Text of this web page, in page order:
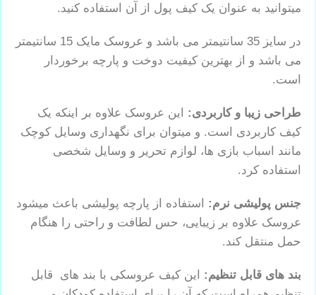
میتوانید به عنوان یک کیف پول از آن استفاده کنید.
در سایز 35 سانتیمتر می باشد و عروسک مایک 15 سانتیمتر
می باشد و از بهترین کیفیت دوخت و پارچه برخوردار
است.
طراحی زیبا و کاربردی: این عروسک علاوه بر اینکه یک
کیف کاربردی است. و میتوان برای نگهداری وسایل کوچک
مانند اسباب بازی ها، لوازم تحریر و وسایل شخصی
استفاده کرد.
جنس پولیشی نرم: استفاده از پارچه پولیشی باعث میشود
عروسک علاوه بر زیبایی، حس لطافت و راحتی را هنگام
حمل منتقل کند.
بند های قابل تنظیم: این کیف عروسکی با بند های قابل